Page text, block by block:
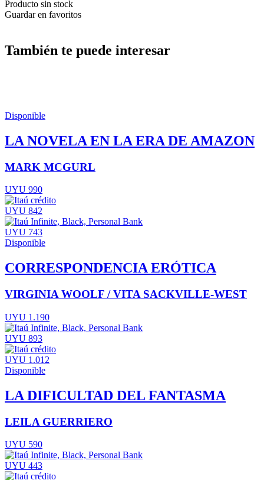
Producto sin stock
Guardar en favoritos
También te puede interesar
Disponible
LA NOVELA EN LA ERA DE AMAZON
MARK MCGURL
UYU 990
UYU 842
UYU 743
Disponible
CORRESPONDENCIA ERÓTICA
VIRGINIA WOOLF / VITA SACKVILLE-WEST
UYU 1.190
UYU 893
UYU 1.012
Disponible
LA DIFICULTAD DEL FANTASMA
LEILA GUERRIERO
UYU 590
UYU 443